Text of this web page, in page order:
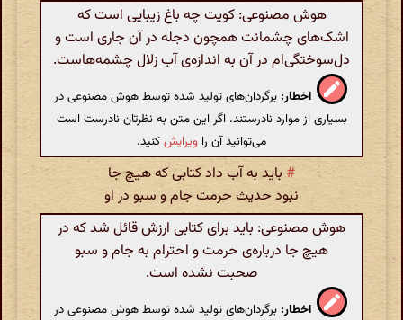
هوش مصنوعی: کویت چه باغ زیبایی است که
اشک‌های چشمانت همچون دجله در آن جاری است و
دل‌سوختگی‌ام در آن به اندازه‌ی آب زلال چشمه‌هاست.
اخطار: برگردان‌های تولید شده توسط هوش مصنوعی در
بسیاری از موارد نادرستند. اگر این متن به نظرتان نادرست است
می‌توانید آن را ویرایشکنید.
# باید به آب داد کتابی که هیچ جا
نبود حدیث حرمت جام و سبو در او
هوش مصنوعی: باید برای کتابی ارزش قائل شد که در
هیچ جا درباره‌ی حرمت و احترام به جام و سبو
صحبت نشده است.
اخطار: برگردان‌های تولید شده توسط هوش مصنوعی در